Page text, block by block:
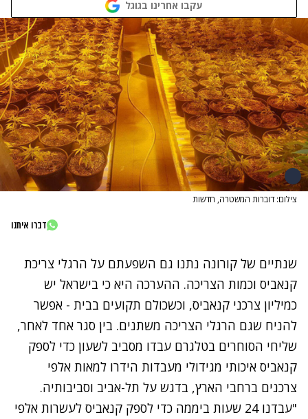
עקבו אחרינו בגוגל
צילום: דוברות המשטרה, חדשות
דברו איתנו
שנתיים של קורונה נתנו גם השפעתם על הרגלי צריכת
קנאביס וכמות הצריכה. ההערכה היא כי בישראל יש
כמיליון צרכני קנאביס, וכשכולם תקועים בבית - אפשר
להניח שגם הרגלי הצריכה משתנים. בין סגר אחד לאחר,
שליחי הסוחרים בטלגרם עבדו מסביב לשעון כדי לספק
קנאביס איכותי מגידולי מעבדות הידרו למאות אלפי
צרכנים ברחבי הארץ, בדגש על תל-אביב וסביבותיה.
"עבדנו 24 שעות ביממה כדי לספק קנאביס לעשרות אלפי